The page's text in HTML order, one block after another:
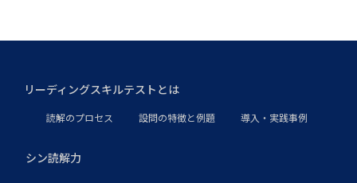
リーディングスキルテストとは
読解のプロセス 設問の特徴と例題 導入・実践事例
シン読解力